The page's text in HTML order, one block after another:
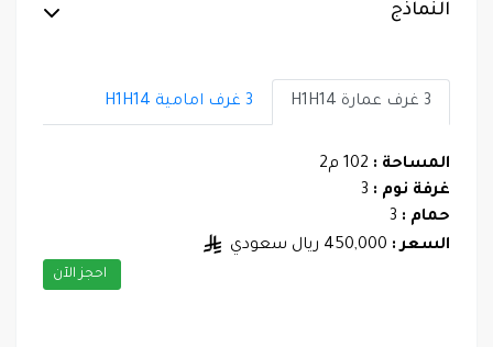
النماذج
3 غرف عمارة H1H14 3 غرف امامية H1H14
المساحة : 102 م2
غرفة نوم : 3
حمام : 3
السعر : 450,000 ريال سعودي
احجز الآن